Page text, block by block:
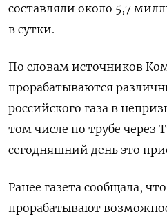
составляли около 5,7
в сутки.
По словам источников
прорабатываются
российского газа в
том числе по трубе
сегодняшний день это
Ранее газета сообщала,
прорабатывают